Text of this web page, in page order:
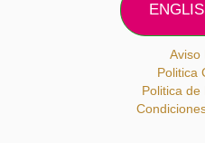
Aviso
Politica
Politica de